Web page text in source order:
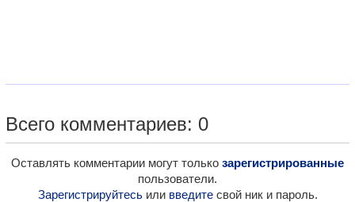
Всего комментариев: 0
Оставлять комментарии могут только зарегистрированные
пользователи.
Зарегистрируйтесьили введитесвой ник и пароль.